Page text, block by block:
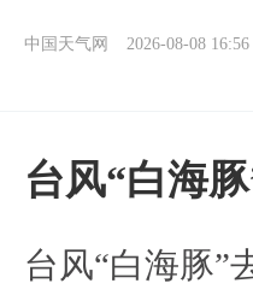
中国天气网 2026-08-08 16:56
台风“白海
台风“白海豚”